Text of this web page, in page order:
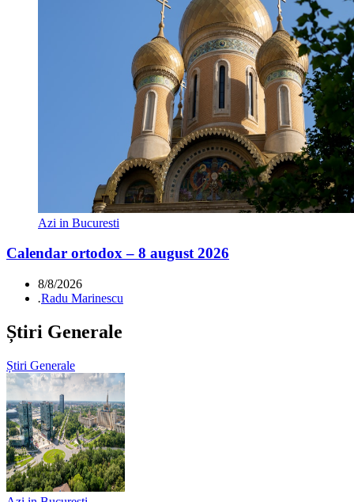
Azi in Bucuresti
Calendar ortodox – 8 august 2026
8/8/2026
.Radu Marinescu
Știri Generale
Știri Generale